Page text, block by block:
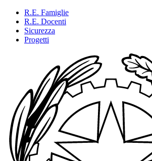
R.E. Famiglie
R.E. Docenti
Sicurezza
Progetti